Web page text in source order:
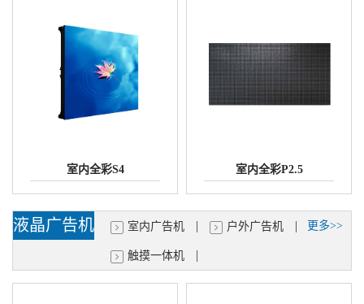
室内全彩S4 室内全彩P2.5
液晶广告机 更多>>
室内广告机 | 户外广告机 |
触摸一体机 |